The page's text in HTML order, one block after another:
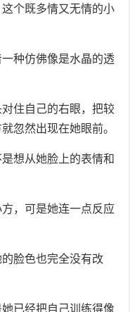
个既多情又无情的小
种仿佛像是水晶的透
住自己的右眼，把较
忽然出现在她眼前。
想从她脸上的表情和
，可是她连一点反应
脸色也完全没有改
已经把自己训练得像